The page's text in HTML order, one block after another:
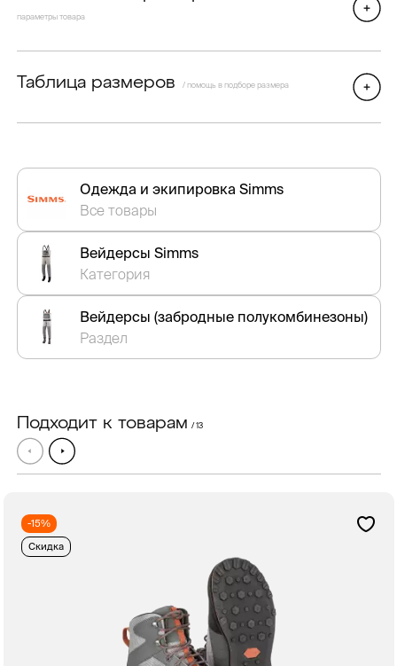
параметры товара
Таблица размеров / помощь в подборе размера
Одежда и экипировка Simms
Все товары
Вейдерсы Simms
Категория
Вейдерсы (забродные полукомбинезоны)
Раздел
Подходит к товарам / 13
-15%
Скидка